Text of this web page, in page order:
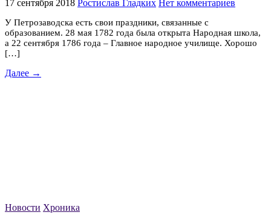
17 сентября 2018 Ростислав Гладких Нет комментариев
У Петрозаводска есть свои праздники, связанные с
образованием. 28 мая 1782 года была открыта Народная школа,
а 22 сентября 1786 года – Главное народное училище. Хорошо
[…]
Далее →
Новости Хроника